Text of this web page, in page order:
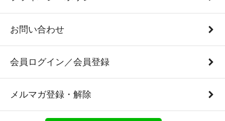
お問い合わせ
会員ログイン／会員登録
メルマガ登録・解除